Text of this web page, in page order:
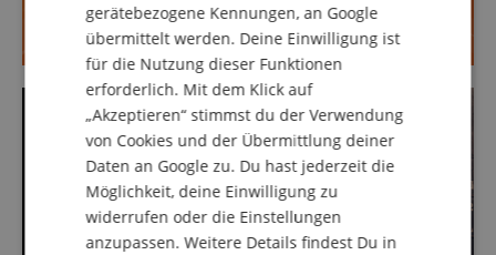
gerätebezogene Kennungen, an Google
übermittelt werden. Deine Einwilligung ist
für die Nutzung dieser Funktionen
erforderlich. Mit dem Klick auf
„Akzeptieren“ stimmst du der Verwendung
von Cookies und der Übermittlung deiner
Daten an Google zu. Du hast jederzeit die
Möglichkeit, deine Einwilligung zu
widerrufen oder die Einstellungen
anzupassen. Weitere Details findest Du in